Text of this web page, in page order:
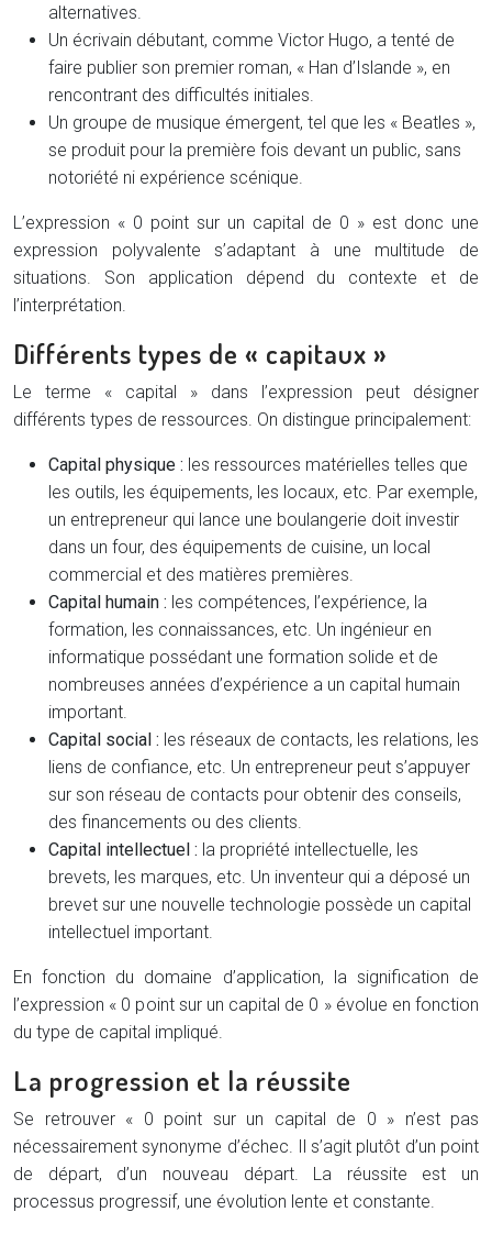
alternatives.
Un écrivain débutant, comme Victor Hugo, a tenté de
faire publier son premier roman, « Han d’Islande », en
rencontrant des difficultés initiales.
Un groupe de musique émergent, tel que les « Beatles »,
se produit pour la première fois devant un public, sans
notoriété ni expérience scénique.
L’expression « 0 point sur un capital de 0 » est donc une
expression polyvalente s’adaptant à une multitude de
situations. Son application dépend du contexte et de
l’interprétation.
Différents types de « capitaux »
Le terme « capital » dans l’expression peut désigner
différents types de ressources. On distingue principalement:
Capital physique : les ressources matérielles telles que
les outils, les équipements, les locaux, etc. Par exemple,
un entrepreneur qui lance une boulangerie doit investir
dans un four, des équipements de cuisine, un local
commercial et des matières premières.
Capital humain : les compétences, l’expérience, la
formation, les connaissances, etc. Un ingénieur en
informatique possédant une formation solide et de
nombreuses années d’expérience a un capital humain
important.
Capital social : les réseaux de contacts, les relations, les
liens de confiance, etc. Un entrepreneur peut s’appuyer
sur son réseau de contacts pour obtenir des conseils,
des financements ou des clients.
Capital intellectuel : la propriété intellectuelle, les
brevets, les marques, etc. Un inventeur qui a déposé un
brevet sur une nouvelle technologie possède un capital
intellectuel important.
En fonction du domaine d’application, la signification de
l’expression « 0 point sur un capital de 0 » évolue en fonction
du type de capital impliqué.
La progression et la réussite
Se retrouver « 0 point sur un capital de 0 » n’est pas
nécessairement synonyme d’échec. Il s’agit plutôt d’un point
de départ, d’un nouveau départ. La réussite est un
processus progressif, une évolution lente et constante.